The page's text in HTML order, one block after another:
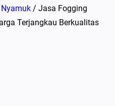
/ Jasa Fogging
Terjangkau Berkualitas